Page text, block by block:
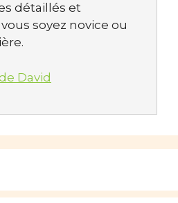
détaillés et
soyez novice ou
David